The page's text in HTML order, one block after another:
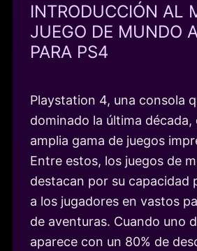
INTRODUCCIÓN AL
JUEGO DE MUNDO
PARA PS4
Playstation 4, una consola
dominado la última década,
amplia gama de juegos
Entre estos, los juegos de
destacan por su capacidad
a los jugadores en vastos
de aventuras. Cuando uno
aparece con un 80% de